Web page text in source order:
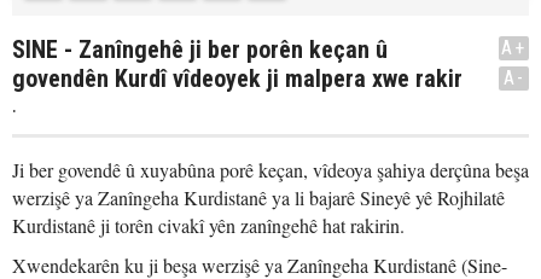
SINE - Zanîngehê ji ber porên keçan û
govendên Kurdî vîdeoyek ji malpera xwe rakir
.
A+
A-
Ji ber govendê û xuyabûna porê keçan, vîdeoya şahiya derçûna beşa
werzişê ya Zanîngeha Kurdistanê ya li bajarê Sineyê yê Rojhilatê
Kurdistanê ji torên civakî yên zanîngehê hat rakirin.
Xwendekarên ku ji beşa werzişê ya Zanîngeha Kurdistanê (Sine-